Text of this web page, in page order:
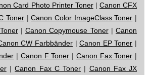
Card Photo Printer Toner| Canon CFX
Toner|Canon Color ImageClass Toner |
| Canon Copymouse Toner| Canon
CW Farbbänder |Canon EP Toner |
| Canon F Toner | Canon Fax Toner |
|Canon Fax C Toner | Canon Fax JX